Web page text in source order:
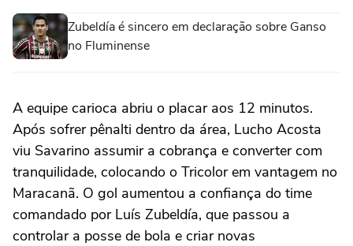
Zubeldía é sincero em declaração sobre Ganso
no Fluminense
A equipe carioca abriu o placar aos 12 minutos.
Após sofrer pênalti dentro da área, Lucho Acosta
viu Savarino assumir a cobrança e converter com
tranquilidade, colocando o Tricolor em vantagem no
Maracanã. O gol aumentou a confiança do time
comandado por Luís Zubeldía, que passou a
controlar a posse de bola e criar novas